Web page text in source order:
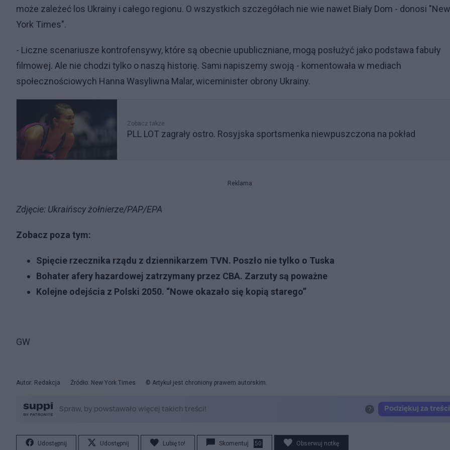
może zależeć los Ukrainy i całego regionu. O wszystkich szczegółach nie wie nawet Biały Dom - donosi "New
York Times".
- Liczne scenariusze kontrofensywy, które są obecnie upubliczniane, mogą posłużyć jako podstawa fabuły
filmowej. Ale nie chodzi tylko o naszą historię. Sami napiszemy swoją - komentowała w mediach
społecznościowych Hanna Wasyliwna Malar, wiceminister obrony Ukrainy.
Zobacz także
PLL LOT zagrały ostro. Rosyjska sportsmenka niewpuszczona na pokład
Reklama
Zdjęcie: Ukraińscy żołnierze/PAP/EPA
Zobacz poza tym:
Spięcie rzecznika rządu z dziennikarzem TVN. Poszło nie tylko o Tuska
Bohater afery hazardowej zatrzymany przez CBA. Zarzuty są poważne
Kolejne odejścia z Polski 2050. “Nowe okazało się kopią starego”
GW
Autor: Redakcja Źródło: New York Times © Artykuł jest chroniony prawem autorskim.
Udostępnij Udostępnij Lubię to! Skomentuj 50 Obserwuj notkę